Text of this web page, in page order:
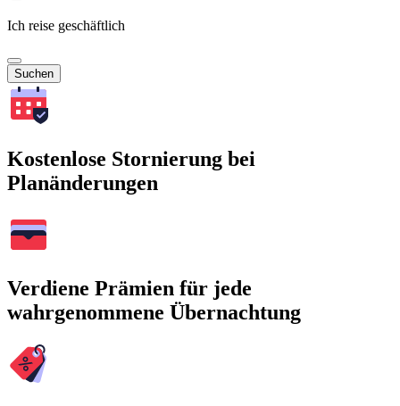
Ich reise geschäftlich
Suchen
Kostenlose Stornierung bei
Planänderungen
Verdiene Prämien für jede
wahrgenommene Übernachtung